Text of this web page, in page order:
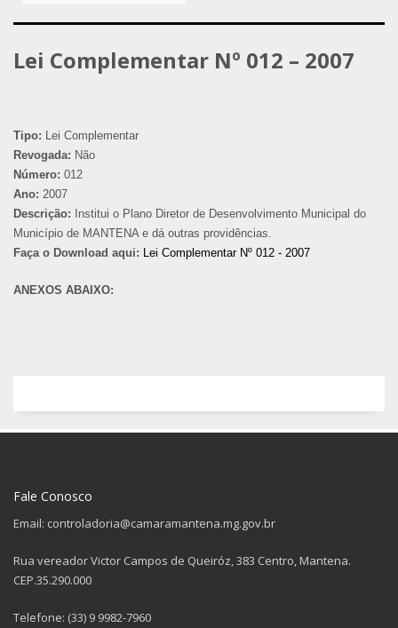
Lei Complementar Nº 012 – 2007
Tipo: Lei Complementar
Revogada: Não
Número: 012
Ano: 2007
Descrição: Institui o Plano Diretor de Desenvolvimento Municipal do
Município de MANTENA e dá outras providências.
Faça o Download aqui: Lei Complementar Nº 012 - 2007
ANEXOS ABAIXO:
Fale Conosco
Email: controladoria@camaramantena.mg.gov.br
Rua vereador Victor Campos de Queiróz, 383 Centro, Mantena.
CEP.35.290.000
Telefone: (33) 9 9982-7960